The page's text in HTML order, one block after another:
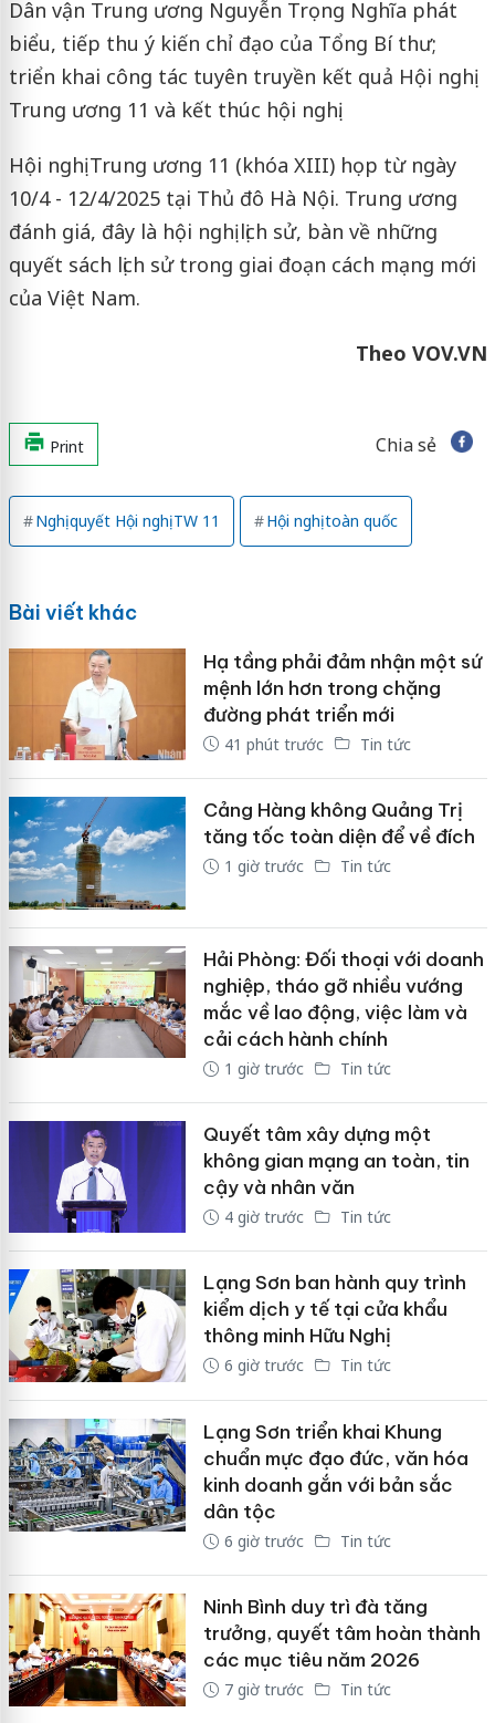
Dân vận Trung ương Nguyễn Trọng Nghĩa phát
biểu, tiếp thu ý kiến chỉ đạo của Tổng Bí thư;
triển khai công tác tuyên truyền kết quả Hội nghị
Trung ương 11 và kết thúc hội nghị.
Hội nghị Trung ương 11 (khóa XIII) họp từ ngày
10/4 - 12/4/2025 tại Thủ đô Hà Nội. Trung ương
đánh giá, đây là hội nghị lịch sử, bàn về những
quyết sách lịch sử trong giai đoạn cách mạng mới
của Việt Nam.
Theo VOV.VN
Print Chia sẻ
Nghị quyết Hội nghị TW 11 Hội nghị toàn quốc
Bài viết khác
Hạ tầng phải đảm nhận một sứ
mệnh lớn hơn trong chặng
đường phát triển mới
41 phút trước Tin tức
Cảng Hàng không Quảng Trị
tăng tốc toàn diện để về đích
1 giờ trước Tin tức
Hải Phòng: Đối thoại với doanh
nghiệp, tháo gỡ nhiều vướng
mắc về lao động, việc làm và
cải cách hành chính
1 giờ trước Tin tức
Quyết tâm xây dựng một
không gian mạng an toàn, tin
cậy và nhân văn
4 giờ trước Tin tức
Lạng Sơn ban hành quy trình
kiểm dịch y tế tại cửa khẩu
thông minh Hữu Nghị
6 giờ trước Tin tức
Lạng Sơn triển khai Khung
chuẩn mực đạo đức, văn hóa
kinh doanh gắn với bản sắc
dân tộc
6 giờ trước Tin tức
Ninh Bình duy trì đà tăng
trưởng, quyết tâm hoàn thành
các mục tiêu năm 2026
7 giờ trước Tin tức